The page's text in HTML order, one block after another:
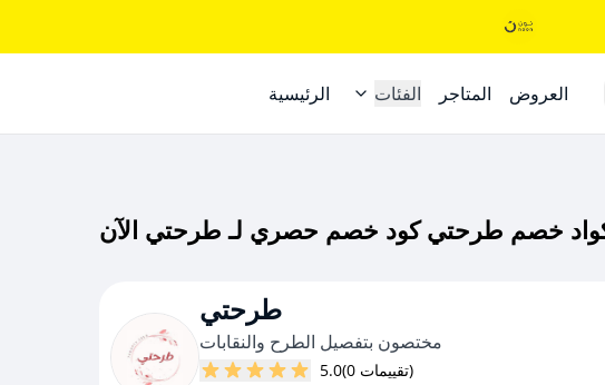
الرئيسية الفئات المتاجر العروض
طرحتي
مختصون بتفصيل الطرح والنقابات
5.0
(0 تقييمات)